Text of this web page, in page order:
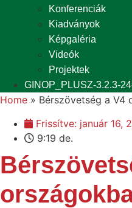
Konferenciák
Kiadványok
Képgaléria
Videók
Projektek
GINOP_PLUSZ-3.2.3-
Home » Bérszövetség a V4
Frissítve: január 16,
9:19 de.